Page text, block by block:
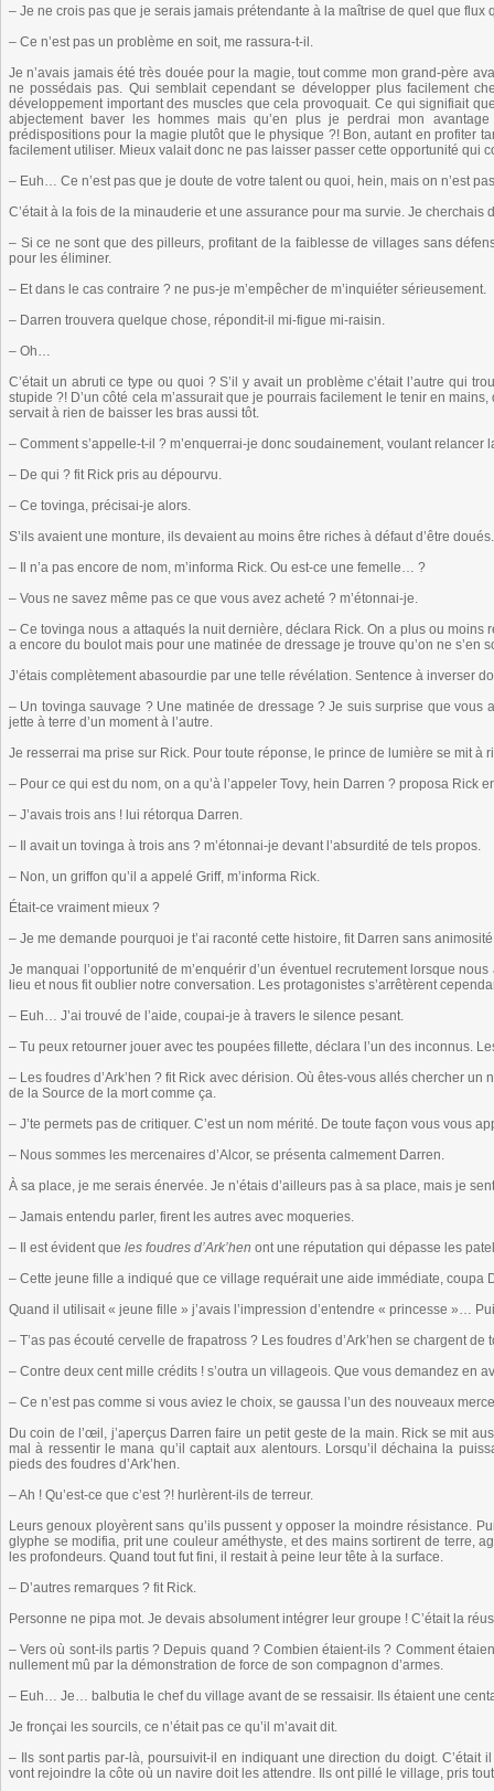
– Je ne crois pas que je serais jamais prétendante à la maîtrise de quel que flux
– Ce n’est pas un problème en soit, me rassura-t-il.
Je n’avais jamais été très douée pour la magie, tout comme mon grand-père
ne possédais pas. Qui semblait cependant se développer plus facilement
développement important des muscles que cela provoquait. Ce qui signifiait
abjectement baver les hommes mais qu’en plus je perdrai mon
prédispositions pour la magie plutôt que le physique ?! Bon, autant en profiter
facilement utiliser. Mieux valait donc ne pas laisser passer cette opportunité qui
– Euh… Ce n’est pas que je doute de votre talent ou quoi, hein, mais on n’est
C’était à la fois de la minauderie et une assurance pour ma survie. Je
– Si ce ne sont que des pilleurs, profitant de la faiblesse de villages sans
pour les éliminer.
– Et dans le cas contraire ? ne pus-je m’empêcher de m’inquiéter sérieusement.
– Darren trouvera quelque chose, répondit-il mi-figue mi-raisin.
– Oh…
C’était un abruti ce type ou quoi ? S’il y avait un problème c’était l’autre qui
stupide ?! D’un côté cela m’assurait que je pourrais facilement le tenir en
servait à rien de baisser les bras aussi tôt.
– Comment s’appelle-t-il ? m’enquerrai-je donc soudainement, voulant relancer
– De qui ? fit Rick pris au dépourvu.
– Ce tovinga, précisai-je alors.
S’ils avaient une monture, ils devaient au moins être riches à défaut d’être
– Il n’a pas encore de nom, m’informa Rick. Ou est-ce une femelle… ?
– Vous ne savez même pas ce que vous avez acheté ? m’étonnai-je.
– Ce tovinga nous a attaqués la nuit dernière, déclara Rick. On a plus ou
a encore du boulot mais pour une matinée de dressage je trouve qu’on ne s’en
J’étais complètement abasourdie par une telle révélation. Sentence à inverser
– Un tovinga sauvage ? Une matinée de dressage ? Je suis surprise que vous
jette à terre d’un moment à l’autre.
Je resserrai ma prise sur Rick. Pour toute réponse, le prince de lumière se mit à
– Pour ce qui est du nom, on a qu’à l’appeler Tovy, hein Darren ? proposa Rick
– J’avais trois ans ! lui rétorqua Darren.
– Il avait un tovinga à trois ans ? m’étonnai-je devant l’absurdité de tels propos.
– Non, un griffon qu’il a appelé Griff, m’informa Rick.
Était-ce vraiment mieux ?
– Je me demande pourquoi je t’ai raconté cette histoire, fit Darren sans
Je manquai l’opportunité de m’enquérir d’un éventuel recrutement lorsque
lieu et nous fit oublier notre conversation. Les protagonistes s’arrêtèrent
– Euh… J’ai trouvé de l’aide, coupai-je à travers le silence pesant.
– Tu peux retourner jouer avec tes poupées fillette, déclara l’un des inconnus.
– Les foudres d’Ark’hen ? fit Rick avec dérision. Où êtes-vous allés chercher
de la Source de la mort comme ça.
– J’te permets pas de critiquer. C’est un nom mérité. De toute façon vous vous
– Nous sommes les mercenaires d’Alcor, se présenta calmement Darren.
À sa place, je me serais énervée. Je n’étais d’ailleurs pas à sa place, mais je
– Jamais entendu parler, firent les autres avec moqueries.
– Il est évident que les foudres d’Ark’hen ont une réputation qui dépasse les
– Cette jeune fille a indiqué que ce village requérait une aide immédiate, coupa
Quand il utilisait « jeune fille » j’avais l’impression d’entendre « princesse »…
– T’as pas écouté cervelle de frapatross ? Les foudres d’Ark’hen se chargent de
– Contre deux cent mille crédits ! s’outra un villageois. Que vous demandez en
– Ce n’est pas comme si vous aviez le choix, se gaussa l’un des nouveaux
Du coin de l’œil, j’aperçus Darren faire un petit geste de la main. Rick se mit
mal à ressentir le mana qu’il captait aux alentours. Lorsqu’il déchaina la
pieds des foudres d’Ark’hen.
– Ah ! Qu’est-ce que c’est ?! hurlèrent-ils de terreur.
Leurs genoux ployèrent sans qu’ils pussent y opposer la moindre résistance.
glyphe se modifia, prit une couleur améthyste, et des mains sortirent de terre,
les profondeurs. Quand tout fut fini, il restait à peine leur tête à la surface.
– D’autres remarques ? fit Rick.
Personne ne pipa mot. Je devais absolument intégrer leur groupe ! C’était la
– Vers où sont-ils partis ? Depuis quand ? Combien étaient-ils ? Comment
nullement mû par la démonstration de force de son compagnon d’armes.
– Euh… Je… balbutia le chef du village avant de se ressaisir. Ils étaient une
Je fronçai les sourcils, ce n’était pas ce qu’il m’avait dit.
– Ils sont partis par-là, poursuivit-il en indiquant une direction du doigt. C’était
vont rejoindre la côte où un navire doit les attendre. Ils ont pillé le village, pris